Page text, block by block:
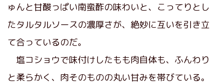
ゅんと甘酸っぱい南蛮酢の味わいと、こってりとし
たタルタルソースの濃厚さが、絶妙に互いを引き立
て合っているのだ。
塩コショウで味付けしたもも肉自体も、ふんわり
と柔らかく、肉そのものの丸い甘みを帯びている。